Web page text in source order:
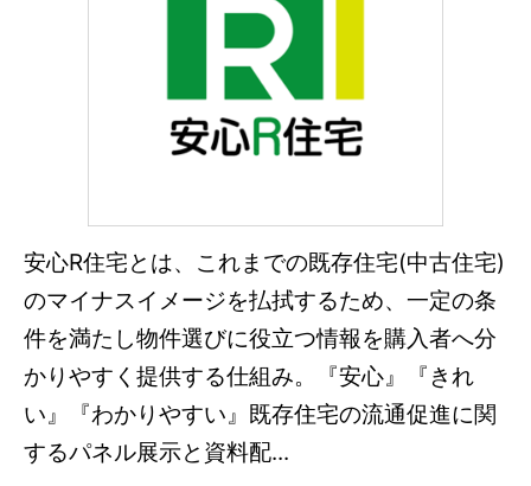
安心R住宅とは、これまでの既存住宅(中古住宅)
のマイナスイメージを払拭するため、一定の条
件を満たし物件選びに役立つ情報を購入者へ分
かりやすく提供する仕組み。『安心』『きれ
い』『わかりやすい』既存住宅の流通促進に関
するパネル展示と資料配...